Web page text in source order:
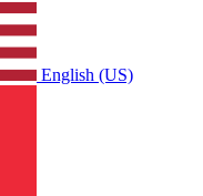
English (US)